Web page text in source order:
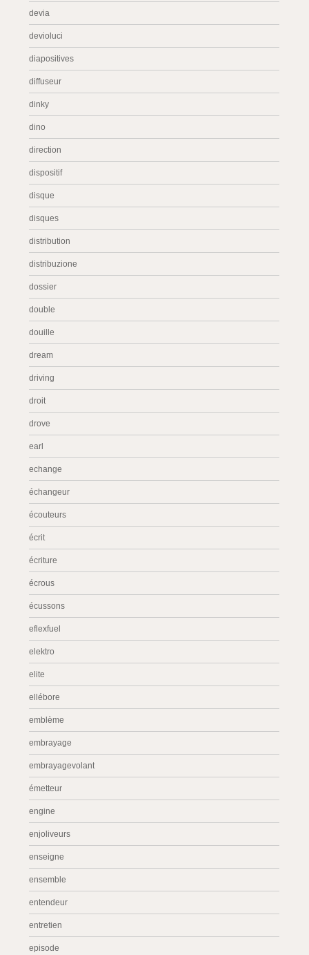
devia
devioluci
diapositives
diffuseur
dinky
dino
direction
dispositif
disque
disques
distribution
distribuzione
dossier
double
douille
dream
driving
droit
drove
earl
echange
échangeur
écouteurs
écrit
écriture
écrous
écussons
eflexfuel
elektro
elite
ellébore
emblème
embrayage
embrayagevolant
émetteur
engine
enjoliveurs
enseigne
ensemble
entendeur
entretien
episode